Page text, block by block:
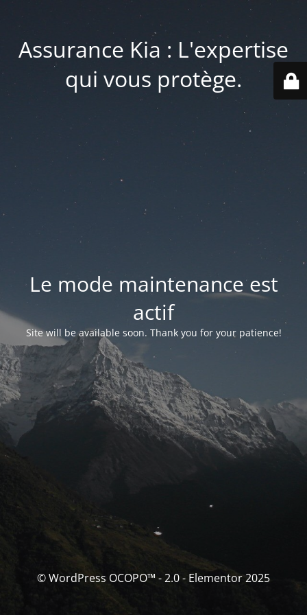
Assurance Kia : L'expertise
qui vous protège.
Le mode maintenance est
actif
Site will be available soon. Thank you for your patience!
© WordPress OCOPO™ - 2.0 - Elementor 2025